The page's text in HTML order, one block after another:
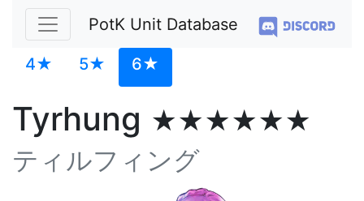
PotK Unit Database
4★ 5★ 6★
Tyrhung ★★★★★★
ティルフィング